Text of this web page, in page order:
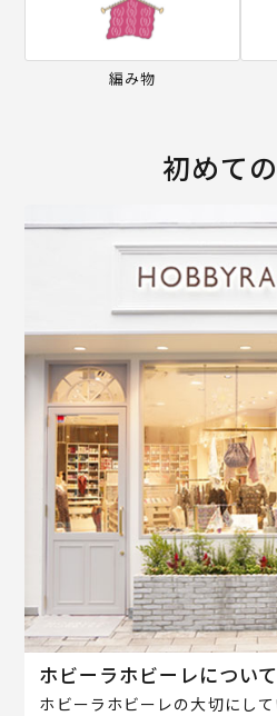
編み物
初めて
ホビーラホビーレについて
ホビーラホビーレの大切にし